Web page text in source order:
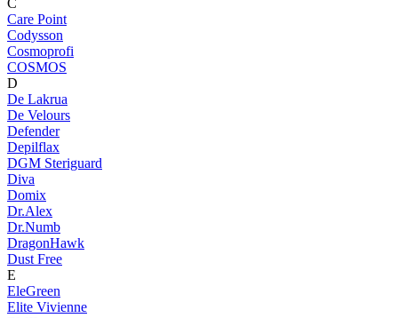
C
Care Point
Codysson
Cosmoprofi
COSMOS
D
De Lakrua
De Velours
Defender
Depilflax
DGM Steriguard
Diva
Domix
Dr.Alex
Dr.Numb
DragonHawk
Dust Free
E
EleGreen
Elite Vivienne